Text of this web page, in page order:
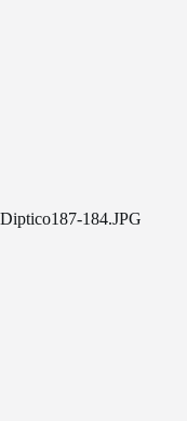
Diptico187-184.JPG